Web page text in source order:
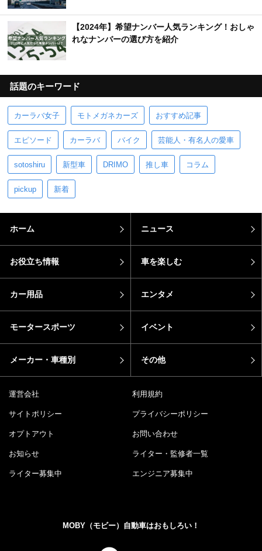
【2024年】希望ナンバー人気ランキング！おしゃ
れなナンバーの選び方を紹介
話題のキーワード
カーラバ女子 モトメガネカーズ おすすめ記事
エピソード カーラバ バイク 芸能人・有名人の愛車
sotoshiru 新型車 DRIMO 推し車 コラム
pickup 新着
ホーム ニュース
お役立ち情報 車を楽しむ
カー用品 エンタメ
モータースポーツ イベント
メーカー・車種別 その他
運営会社 利用規約
サイトポリシー プライバシーポリシー
オプトアウト お問い合わせ
お知らせ ライター・監修者一覧
ライター募集中 エンジニア募集中
MOBY（モビー）自動車はおもしろい！